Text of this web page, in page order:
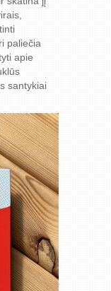
paliečia
apie
santykiai